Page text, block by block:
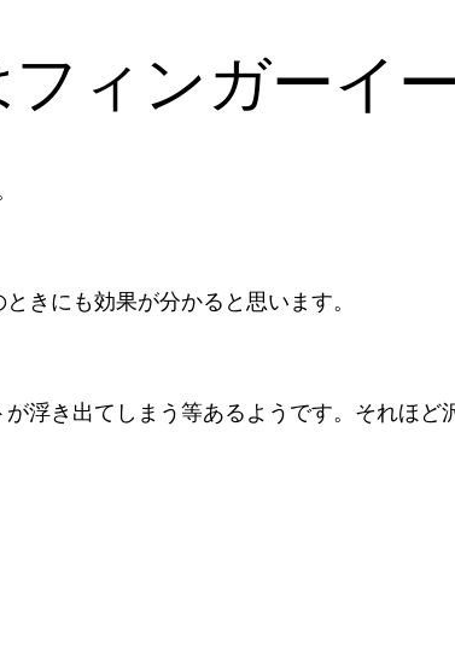
ィンガーイ
きにも効果が分かると思います。
浮き出てしまう等あるようです。それほ